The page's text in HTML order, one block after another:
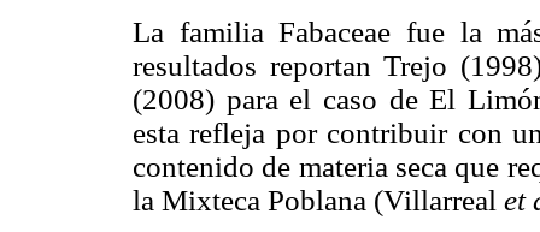
La familia Fabaceae fue la
resultados reportan Trejo
(2008) para el caso de El
esta refleja por contribuir con
contenido de materia seca que
la Mixteca Poblana (Villarreal et